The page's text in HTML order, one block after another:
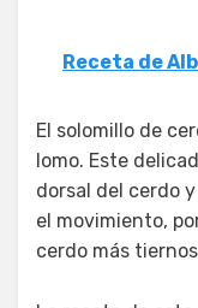
Receta de
El solomillo de
lomo. Este
dorsal del cerdo
el movimiento,
cerdo más